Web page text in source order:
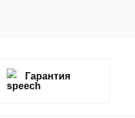
Гарантия